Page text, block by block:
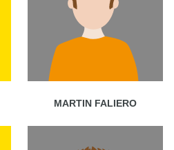
MARTIN FALIERO